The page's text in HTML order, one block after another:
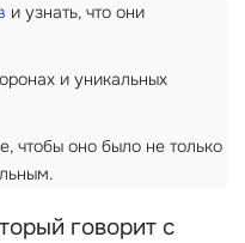
и узнать, что они
и уникальных
чтобы оно было не только
говорит с